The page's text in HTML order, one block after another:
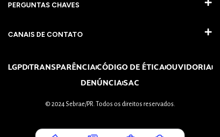
PERGUNTAS CHAVES​
CANAIS DE CONTATO
LGPDTRANSPARÊNCIACÓDIGO DE ÉTICAOUVIDORIA
DENÚNCIASAC
© 2024 Sebrae/PR. Todos os direitos reservados.